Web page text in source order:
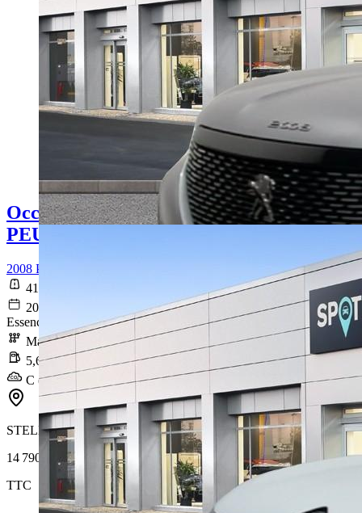
Occasion
PEUGEOT 2008
2008 PureTech 130 S&S BVM6 Roadtrip
41 261 km
2021-12-22
Essence sans plomb
Manuelle
5,6 l/100km
C (127 g/km)
STELLANTIS &YOU LYON VAISE
14 790 €
TTC